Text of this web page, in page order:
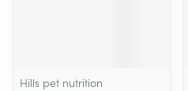
Hills pet nutrition